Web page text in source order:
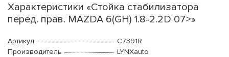
Характеристики «Стойка стабилизатора
перед. прав. MAZDA 6(GH) 1.8-2.2D 07>»
Артикул
C7391R
Производитель
LYNXauto